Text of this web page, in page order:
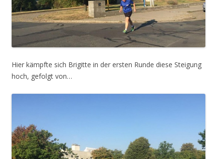
Hier kämpfte sich Brigitte in der ersten Runde diese Steigung
hoch, gefolgt von…